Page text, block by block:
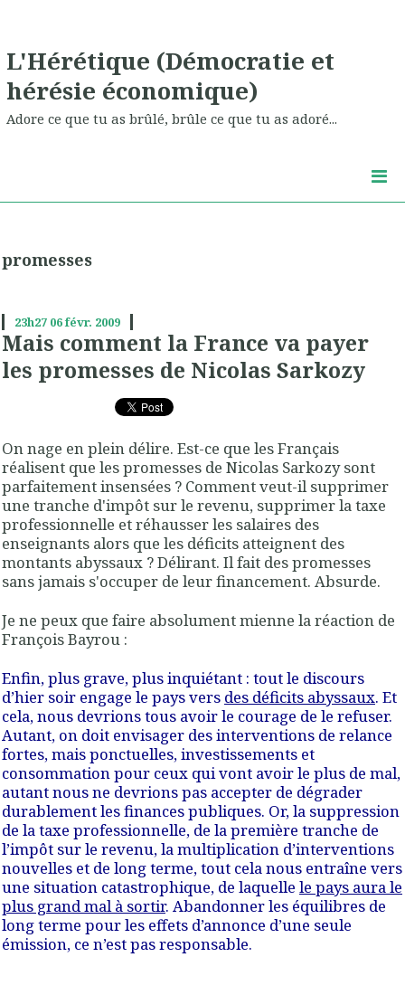
L'Hérétique (Démocratie et
hérésie économique)
Adore ce que tu as brûlé, brûle ce que tu as adoré...
promesses
23h27 06févr. 2009
Mais comment la France va payer
les promesses de Nicolas Sarkozy
On nage en plein délire. Est-ce que les Français
réalisent que les promesses de Nicolas Sarkozy sont
parfaitement insensées ? Comment veut-il supprimer
une tranche d'impôt sur le revenu, supprimer la taxe
professionnelle et réhausser les salaires des
enseignants alors que les déficits atteignent des
montants abyssaux ? Délirant. Il fait des promesses
sans jamais s'occuper de leur financement. Absurde.
Je ne peux que faire absolument mienne la réaction de
François Bayrou :
Enfin, plus grave, plus inquiétant : tout le discours
d’hier soir engage le pays vers des déficits abyssaux. Et
cela, nous devrions tous avoir le courage de le refuser.
Autant, on doit envisager des interventions de relance
fortes, mais ponctuelles, investissements et
consommation pour ceux qui vont avoir le plus de mal,
autantnous ne devrions pas accepter de dégrader
durablement les finances publiques. Or,la suppression
de la taxe professionnelle, de la première tranche de
l’impôt sur le revenu, la multiplication d’interventions
nouvelles et de long terme, tout cela nous entraîne vers
une situation catastrophique, de laquelle le pays aura le
plus grand mal à sortir. Abandonner les équilibres de
long terme pour les effets d’annonce d’une seule
émission, ce n’est pas responsable.